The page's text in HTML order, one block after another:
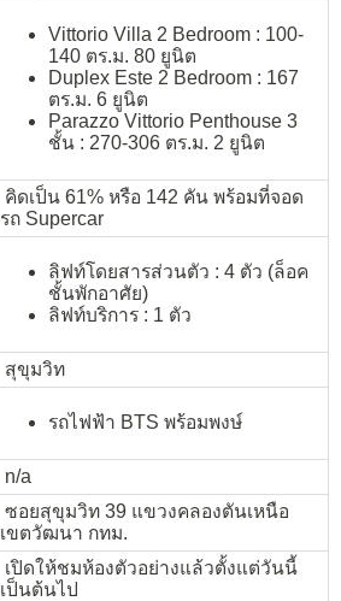
Vittorio Villa 2 Bedroom : 100-
140 ตร.ม. 80 ยูนิต
Duplex Este 2 Bedroom : 167
ตร.ม. 6 ยูนิต
Parazzo Vittorio Penthouse 3
ชั้น : 270-306 ตร.ม. 2 ยูนิต
คิดเป็น 61% หรือ 142 คัน พร้อมที่จอด
รถ Supercar
ลิฟท์โดยสารส่วนตัว : 4 ตัว (ล็อค
ชั้นพักอาศัย)
ลิฟท์บริการ : 1 ตัว
สุขุมวิท
รถไฟฟ้า BTS พร้อมพงษ์
n/a
ซอยสุขุมวิท 39 แขวงคลองตันเหนือ
เขตวัฒนา กทม.
เปิดให้ชมห้องตัวอย่างแล้วตั้งแต่วันนี้
เป็นต้นไป